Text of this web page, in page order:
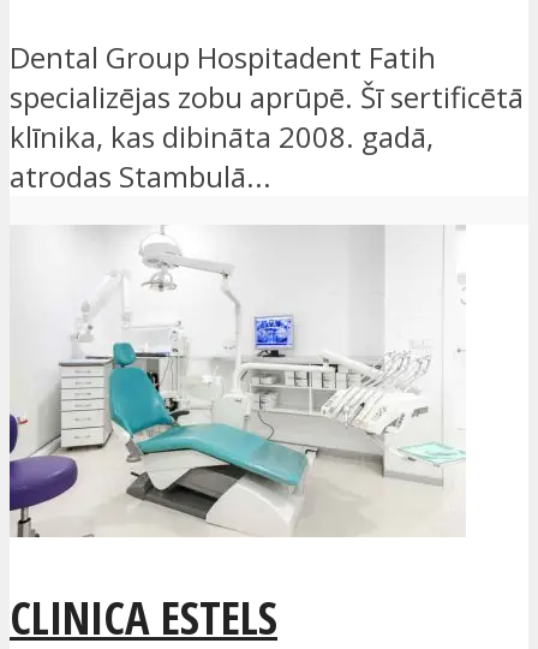
Dental Group Hospitadent Fatih
specializējas zobu aprūpē. Šī sertificētā
klīnika, kas dibināta 2008. gadā,
atrodas Stambulā...
CLINICA ESTELS